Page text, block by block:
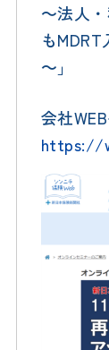
～法人
も
～」
会社
https://